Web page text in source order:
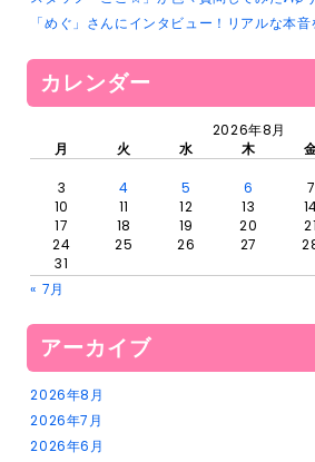
「めぐ」さんにインタビュー！リアルな本
カレンダー
2026年8月
月
火 水 木
3
4 5 6 7
10
11 12 13
17
18 19 20 21
24
25 26 27
31
« 7月
アーカイブ
2026年8月
2026年7月
2026年6月